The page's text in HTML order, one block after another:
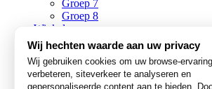
Groep 7
Groep 8
Winkel
Informatie
Blogs
Abonnementen
Login / Register
Wij hechten waarde aan uw privacy
Wij gebruiken cookies om uw browse-
verbeteren, siteverkeer te analyseren en
gepersonaliseerde content aan te bieden.